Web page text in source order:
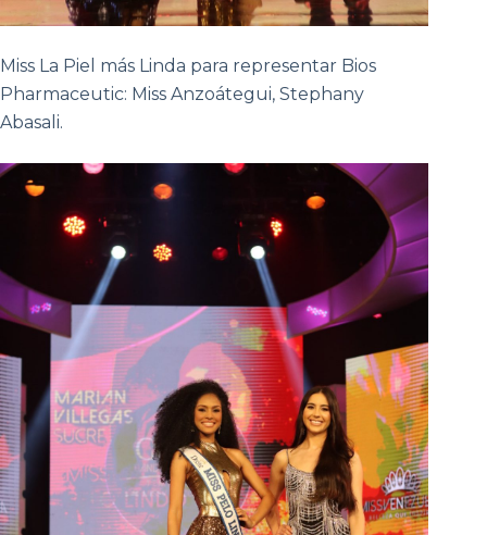
Miss La Piel más Linda para representar Bios
Pharmaceutic: Miss Anzoátegui, Stephany
Abasali.